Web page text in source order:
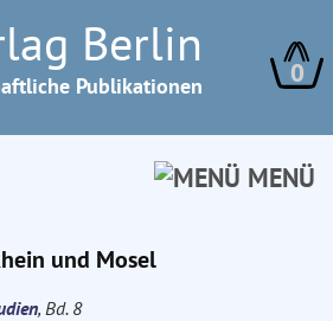
Berlin
Publikationen 0
MENÜ
und Mosel
, Bd. 8